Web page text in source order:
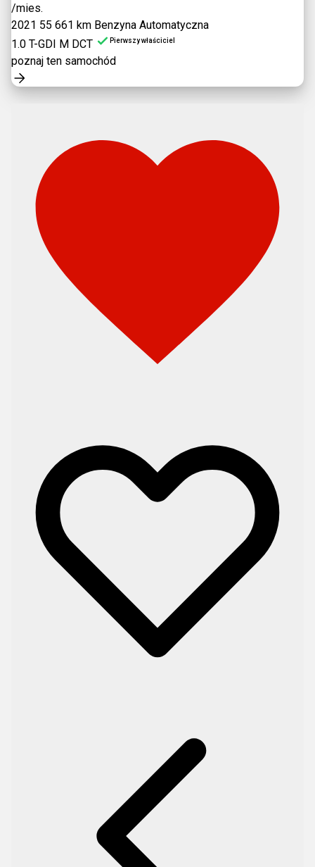
/mies.
2021 55 661 km Benzyna Automatyczna
1.0 T-GDI M DCT
Pierwszy właściciel
poznaj ten samochód